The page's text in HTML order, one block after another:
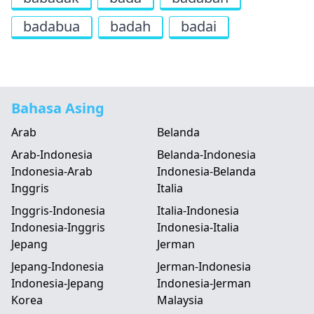
badabua
badah badai
Bahasa Asing
Arab
Arab-Indonesia
Indonesia-Arab
Belanda
Belanda-Indonesia
Indonesia-Belanda
Inggris
Inggris-Indonesia
Indonesia-Inggris
Italia
Italia-Indonesia
Indonesia-Italia
Jepang
Jepang-Indonesia
Indonesia-Jepang
Jerman
Jerman-Indonesia
Indonesia-Jerman
Korea
Malaysia